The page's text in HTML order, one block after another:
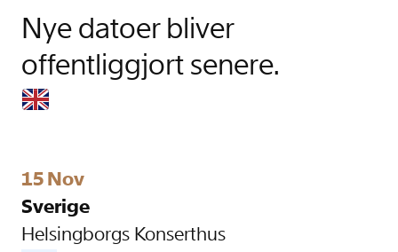
Nye datoer bliver
offentliggjort senere.
15 Nov
Sverige
Helsingborgs Konserthus